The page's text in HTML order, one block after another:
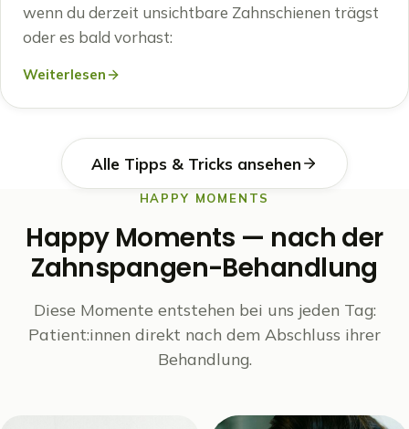
wenn du derzeit unsichtbare Zahnschienen trägst
oder es bald vorhast:
Weiterlesen
Alle Tipps & Tricks ansehen
HAPPY MOMENTS
Happy Moments — nach der
Zahnspangen-Behandlung
Diese Momente entstehen bei uns jeden Tag:
Patient:innen direkt nach dem Abschluss ihrer
Behandlung.